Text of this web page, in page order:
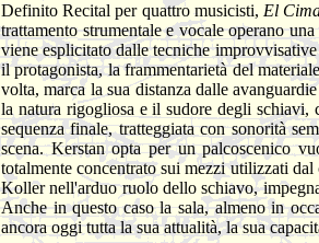
Definito Recital per quattro musicisti, El
trattamento strumentale e vocale operano
viene esplicitato dalle tecniche
il protagonista, la frammentarietà del
volta, marca la sua distanza dalle
la natura rigogliosa e il sudore degli schiavi,
sequenza finale, tratteggiata con sonorità
scena. Kerstan opta per un palcoscenico
totalmente concentrato sui mezzi utilizzati
Koller nell'arduo ruolo dello schiavo,
Anche in questo caso la sala, almeno in
ancora oggi tutta la sua attualità, la sua